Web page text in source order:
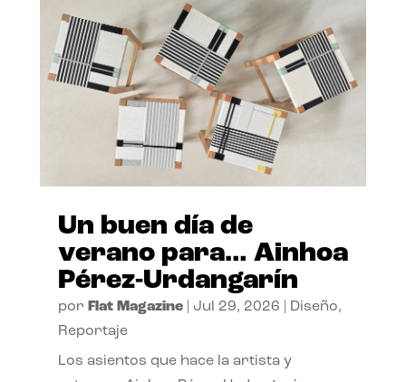
Un buen día de
verano para… Ainhoa
Pérez-Urdangarín
por Flat Magazine| Jul 29, 2026 Diseño,
Reportaje
Los asientos que hace la artista y